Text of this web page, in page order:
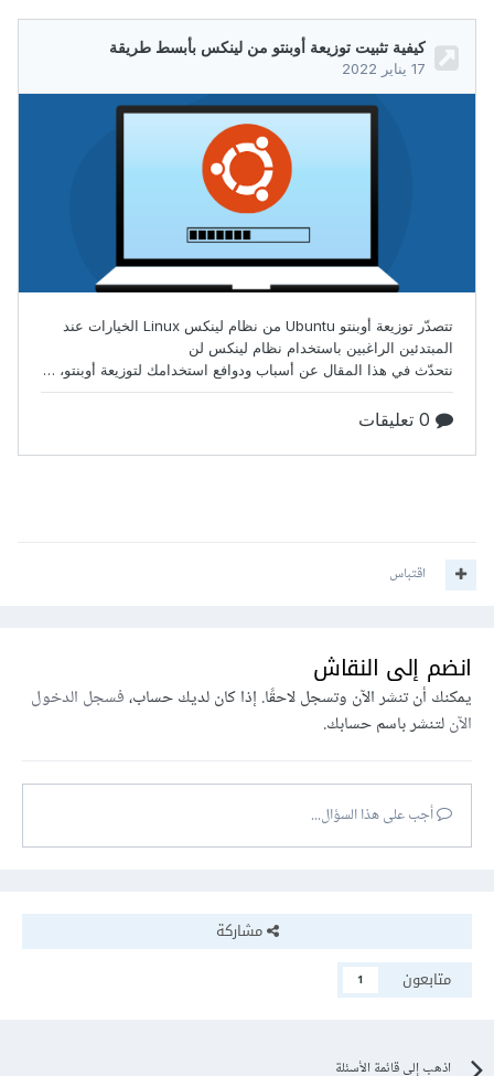
اقتباس
انضم إلى النقاش
يمكنك أن تنشر الآن وتسجل لاحقًا. إذا كان لديك حساب،فسجل الدخول
الآنلتنشر باسم حسابك.
أجب على هذا السؤال...
مشاركة
متابعون
1
اذهب إلى قائمة الأسئلة